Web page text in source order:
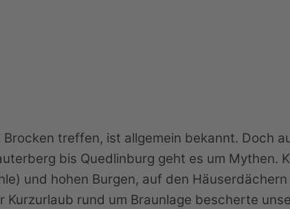
treffen, ist allgemein bekannt. Doch
bis Quedlinburg geht es um Mythen.
und hohen Burgen, auf den
rund um Braunlage bescherte